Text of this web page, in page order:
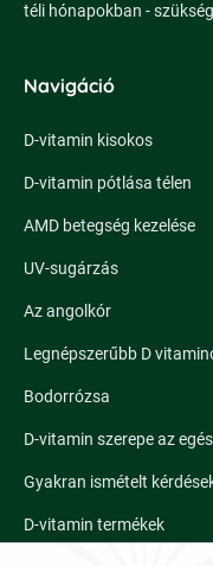
téli hónapokban -
Navigáció
D-vitamin kisokos
D-vitamin pótlása télen
AMD betegség kezelése
UV-sugárzás
Az angolkór
Legnépszerűbb D
Bodorrózsa
D-vitamin szerepe az
Gyakran ismételt
D-vitamin termékek